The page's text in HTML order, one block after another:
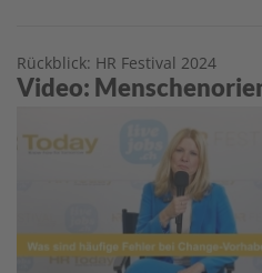
Rückblick: HR Festival 2024
Video: